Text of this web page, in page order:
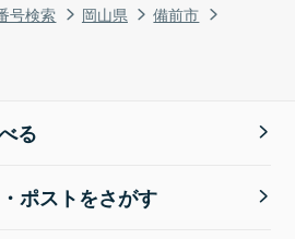
号検索 岡山県
備前市
る
ポストをさがす